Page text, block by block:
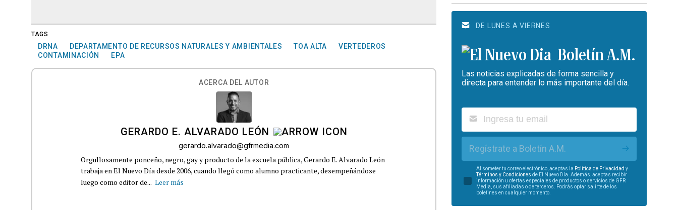
TAGS
DRNA DEPARTAMENTO DE RECURSOS NATURALES Y AMBIENTALES TOA ALTA
VERTEDEROS
CONTAMINACIÓN
EPA
ACERCA DEL AUTOR
GERARDO E. ALVARADO LEÓN
gerardo.alvarado@gfrmedia.com
Orgullosamente ponceño, negro, gay y producto de la escuela pública, Gerardo E. Alvarado León
trabaja en El Nuevo Día desde 2006, cuando llegó como alumno practicante, desempeñándose
luego como editor de... Leer más
DE LUNES A VIERNES
Boletín A.M.
Las noticias explicadas de forma sencilla y
directa para entender lo más importante del día.
Regístrate a Boletín A.M.
Al someter tu correo electrónico, aceptas la Política de Privacidad y
Términos y Condiciones de El Nuevo Día. Además, aceptas recibir
información u ofertas especiales de productos o servicios de GFR
Media, sus afiliadas o de terceros. Podrás optar salirte de los
boletines en cualquier momento.